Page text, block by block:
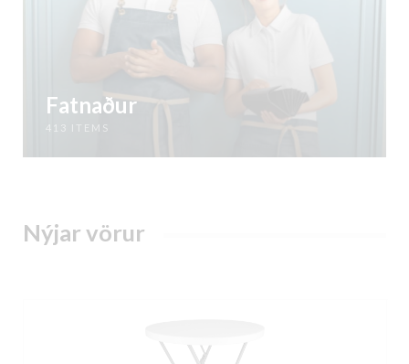
Fatnaður
413 ITEMS
Nýjar vörur